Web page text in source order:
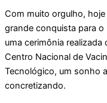
Com muito orgulho,
grande conquista para o
uma cerimônia
Centro Nacional de
Tecnológico, um sonho
concretizando.